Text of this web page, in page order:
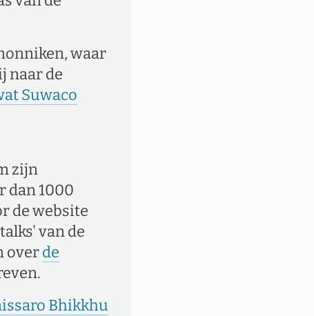
waar
naar de
Suwaco
zijn
dan 1000
de website
van de
overde
Bhikkhu